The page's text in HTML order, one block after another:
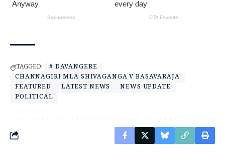
TAGGED:
# DAVANGERE
CHANNAGIRI MLA SHIVAGANGA V BASAVARAJA
FEATURED
LATEST NEWS
NEWS UPDATE
POLITICAL